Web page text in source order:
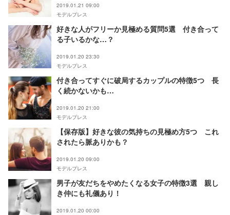
2019.01.21 09:00
モデルプレス
好きな人がフリーか見極める質問5選 付き合って
る子いるかな…？
2019.01.20 23:30
モデルプレス
付き合ってすぐに破局するカップルの特徴5つ 長
く続かないかも…
2019.01.20 21:00
モデルプレス
【保存版】好きな彼の気持ちの見極め方5つ これ
されたら脈ありかも？
2019.01.20 09:00
モデルプレス
男子が友だちをやめたくなる女子の特徴3選 親し
き仲にも礼儀あり！
2019.01.20 00:00